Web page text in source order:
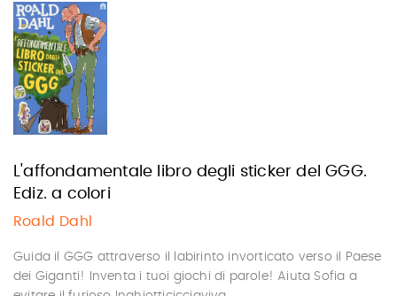
L'affondamentale libro degli sticker del GGG.
Ediz. a colori
Roald Dahl
Guida il GGG attraverso il labirinto invorticato verso il Paese
dei Giganti! Inventa i tuoi giochi di parole! Aiuta Sofia a